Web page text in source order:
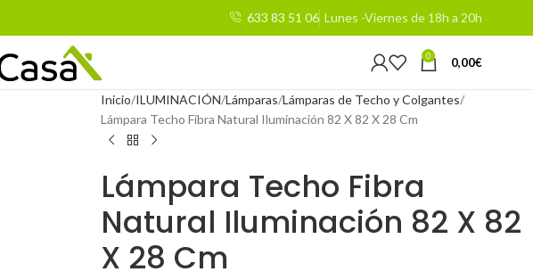
633 83 51 06 Lunes -Viernes de 18h a 20h
0 0,00€
Inicio ILUMINACIÓN Lámparas Lámparas de Techo y Colgantes
Lámpara Techo Fibra Natural Iluminación 82 X 82 X 28 Cm
Lámpara Techo Fibra
Natural Iluminación 82 X 82
X 28 Cm